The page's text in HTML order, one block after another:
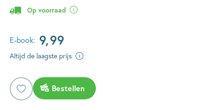
Op voorraad
E-book: 9,99
Altijd de laagste prijs
Bestellen